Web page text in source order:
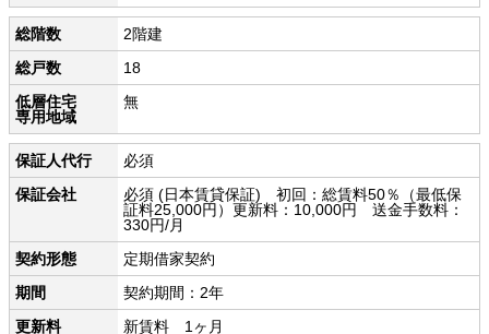
総階数
2階建
総戸数
18
低層住宅
専用地域
無
保証人代行
必須
保証会社
必須 (日本賃貸保証) 初回：総賃料50％（最低保
証料25,000円）更新料：10,000円 送金手数料：
330円/月
契約形態
定期借家契約
期間
契約期間：2年
更新料
新賃料 1ヶ月